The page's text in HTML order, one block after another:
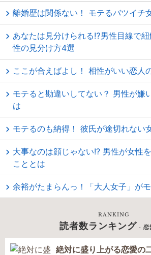
離婚歴は関係ない！ モテるバツイチ
あなたは見分けられる⁉︎男性目線で
性の見分け方4選
ここが合えばよし！ 相性がいい恋人
モテると勘違いしてない？ 男性が嫌
は
モテるのも納得！ 彼氏が途切れない
大事なのは顔じゃない!? 男性が女性
こととは
余裕がたまらんっ！「大人女子」が
RANKING
読者数ランキング - 恋
絶対に盛り上がる恋愛の